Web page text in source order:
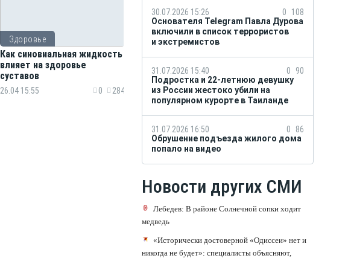
Здоровье
Как синовиальная жидкость
влияет на здоровье
суставов
26.04 15:55 0 284
30.07.2026 15:26 0
108
Основателя Telegram Павла Дурова
включили в список террористов
и экстремистов
31.07.2026 15:40 0
90
Подростка и 22-летнюю девушку
из России жестоко убили на
популярном курорте в Таиланде
31.07.2026 16:50 0
86
Обрушение подъезда жилого дома
попало на видео
Новости других СМИ
Лебедев: В районе Солнечной сопки ходит
медведь
«Исторически достоверной «Одиссеи» нет и
никогда не будет»: специалисты объясняют,